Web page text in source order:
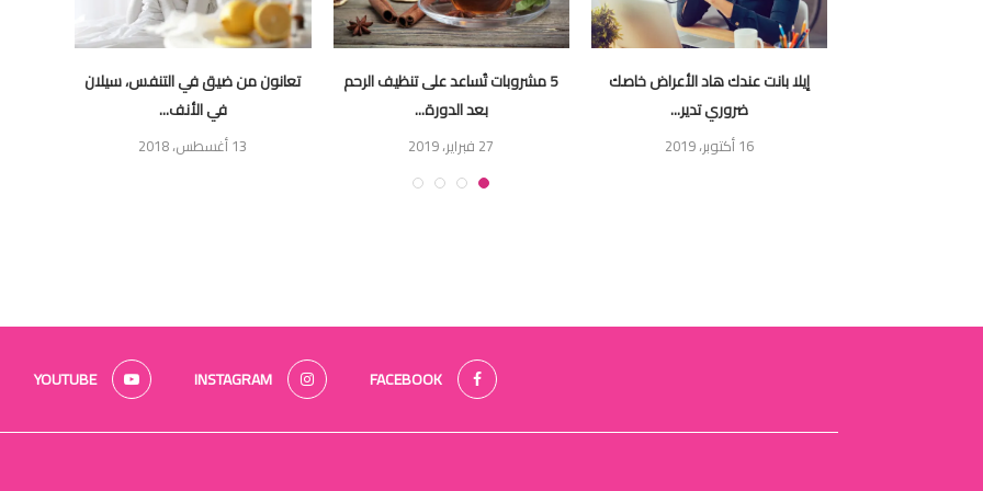
إيلا بانت عندك هاد الأعراض خاصك
ضروري تدير...
16 أكتوبر، 2019
5 مشروبات تُساعد على تنظيف الرحم
بعد الدورة...
27 فبراير، 2019
تعانون من ضيق في التنفس، سيلان
في الأنف...
13 أغسطس، 2018
FACEBOOK
INSTAGRAM
YOUTUBE